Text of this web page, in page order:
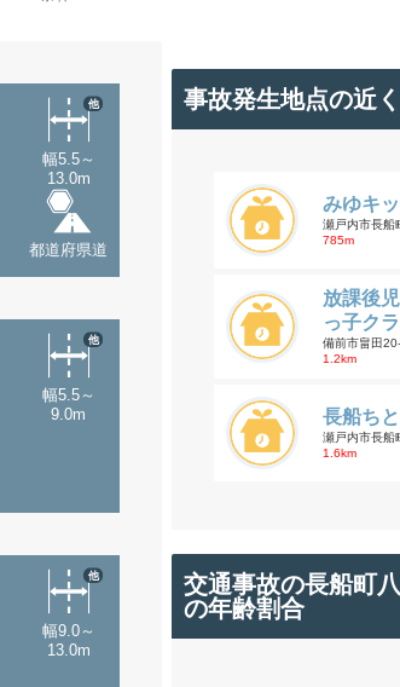
幅5.5～
13.0m
他
都道府県道
幅5.5～
9.0m
他
幅9.0～
13.0m
他
事故発生地点の近
みゆキ
瀬戸内市長船
785m
放課後
っ子ク
備前市畠田
1.2km
長船ち
瀬戸内市長船
1.6km
交通事故の長船町
の年齢割合